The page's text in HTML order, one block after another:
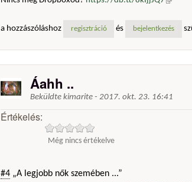
a hozzászóláshoz regisztráció és bejelentkezés
Áahh ..
Beküldte kimarite - 2017. okt. 23. 16:41
Értékelés:
Még nincs értékelve
#4 „A legjobb nők szemében ...”